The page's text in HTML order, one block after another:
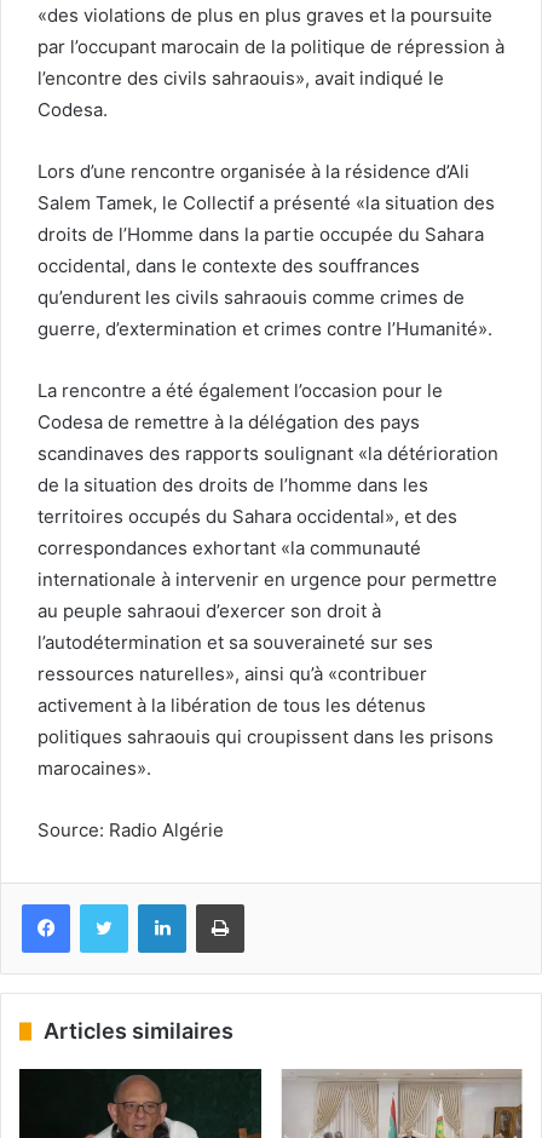
«des violations de plus en plus graves et la poursuite
par l’occupant marocain de la politique de répression à
l’encontre des civils sahraouis», avait indiqué le
Codesa.
Lors d’une rencontre organisée à la résidence d’Ali
Salem Tamek, le Collectif a présenté «la situation des
droits de l’Homme dans la partie occupée du Sahara
occidental, dans le contexte des souffrances
qu’endurent les civils sahraouis comme crimes de
guerre, d’extermination et crimes contre l’Humanité».
La rencontre a été également l’occasion pour le
Codesa de remettre à la délégation des pays
scandinaves des rapports soulignant «la détérioration
de la situation des droits de l’homme dans les
territoires occupés du Sahara occidental», et des
correspondances exhortant «la communauté
internationale à intervenir en urgence pour permettre
au peuple sahraoui d’exercer son droit à
l’autodétermination et sa souveraineté sur ses
ressources naturelles», ainsi qu’à «contribuer
activement à la libération de tous les détenus
politiques sahraouis qui croupissent dans les prisons
marocaines».
Source: Radio Algérie
FacebookTwitter LinkedinImprimer
Articles similaires